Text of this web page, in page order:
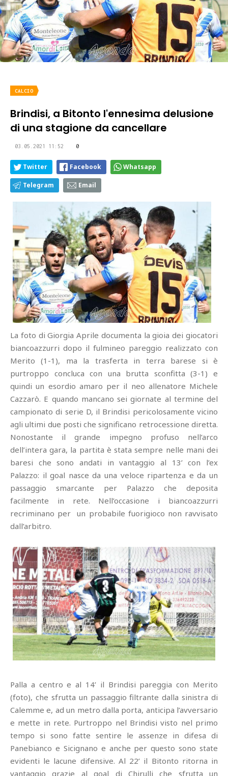
CALCIO
Brindisi, a Bitonto l'ennesima delusione
di una stagione da cancellare
03.05.2021 11:52 0
Twitter Facebook Whatsapp
Telegram Email
La foto di Giorgia Aprile documenta la gioia dei giocatori
biancoazzurri dopo il fulmineo pareggio realizzato con
Merito (1-1), ma la trasferta in terra barese si è
purtroppo concluca con una brutta sconfitta (3-1) e
quindi un esordio amaro per il neo allenatore Michele
Cazzarò. E quando mancano sei giornate al termine del
campionato di serie D, il Brindisi pericolosamente vicino
agli ultimi due posti che significano retrocessione diretta.
Nonostante il grande impegno profuso nell’arco
dell’intera gara, la partita è stata sempre nelle mani dei
baresi che sono andati in vantaggio al 13’ con l’ex
Palazzo: il goal nasce da una veloce ripartenza e da un
passaggio smarcante per Palazzo che deposita
facilmente in rete. Nell’occasione i biancoazzurri
recriminano per un probabile fuorigioco non ravvisato
dall’arbitro.
Palla a centro e al 14’ il Brindisi pareggia con Merito
(foto), che sfrutta un passaggio filtrante dalla sinistra di
Calemme e, ad un metro dalla porta, anticipa l’avversario
e mette in rete. Purtroppo nel Brindisi visto nel primo
tempo si sono fatte sentire le assenze in difesa di
Panebianco e Sicignano e anche per questo sono state
evidenti le lacune difensive. Al 22’ il Bitonto ritorna in
vantaggio grazie al goal di Chirulli che sfrutta un